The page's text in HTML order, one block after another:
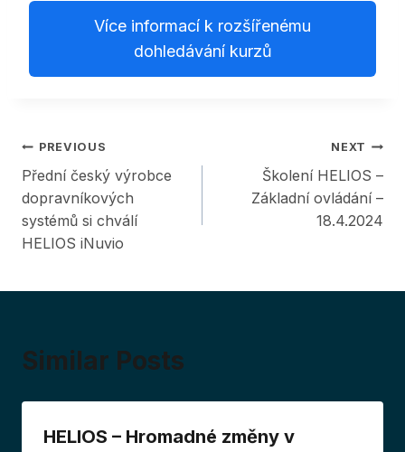
Více informací k rozšířenému
dohledávání kurzů
Post
navigation
PREVIOUS
Přední český výrobce
dopravníkových
systémů si chválí
HELIOS iNuvio
NEXT
Školení HELIOS –
Základní ovládání –
18.4.2024
Similar Posts
HELIOS – Hromadné změny v